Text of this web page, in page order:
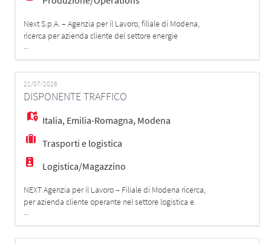
Next S.p.A. – Agenzia per il Lavoro, filiale di Modena,
ricerca per azienda cliente del settore energie
rinnovabili: ELETTRICISTI INDUSTRIALI - IMPIANTI
FOTOVOLTAICI La risorsa si occuperà dell'installazione,
manutenzione e assistenza di impianti fotovoltaici in
ambito industriale, garantendo elevati
standard qualitativi e il rispetto de
...
21/07/2026
DISPONENTE TRAFFICO
Italia, Emilia-Romagna, Modena
Trasporti e logistica
Logistica/Magazzino
NEXT Agenzia per il Lavoro – Filiale di Modena ricerca,
per azienda cliente operante nel settore logistica e
trasporti: UN/UNA DISPONENTE TRAFFICO
Responsabilità principali: - Pianificazione trasporto
merci su gomma tramite gestionale - Analisi e
...